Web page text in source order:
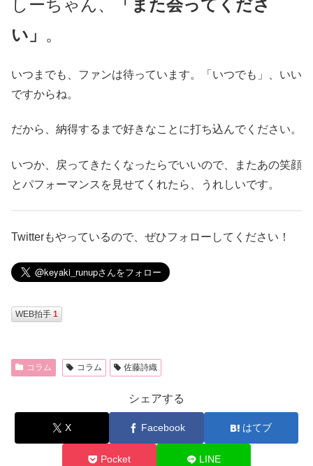
しーちゃん、
「また会ってくださ
い」 。
いつまでも、ファンは待っています。「いつでも」、いい
ですからね。
だから、納得するまで好きなことに打ち込んでください。
いつか、戻ってきたくなったらでいいので、またあの笑顔
とパフォーマンスを見せてくれたら、うれしいです。
Twitterもやっているので、ぜひフォローしてください！
WEB拍手 1
コラム コラム 佐藤詩織
シェアする
X Facebook はてブ
Pocket LINE